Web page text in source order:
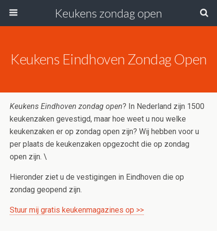
Keukens zondag open
Keukens Eindhoven Zondag Open
Keukens Eindhoven zondag open? In Nederland zijn 1500
keukenzaken gevestigd, maar hoe weet u nou welke
keukenzaken er op zondag open zijn? Wij hebben voor u
per plaats de keukenzaken opgezocht die op zondag
open zijn. \
Hieronder ziet u de vestigingen in Eindhoven die op
zondag geopend zijn.
Stuur mij gratis keukenmagazines op >>